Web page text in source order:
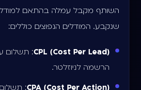
השותף מקבל עמלה בהתאם
שנקבע. המודלים הנפוצים כוללים:
CPL (Cost Per Lead): תשלום
הרשמה לניוזלטר.
CPA (Cost Per Action)
: